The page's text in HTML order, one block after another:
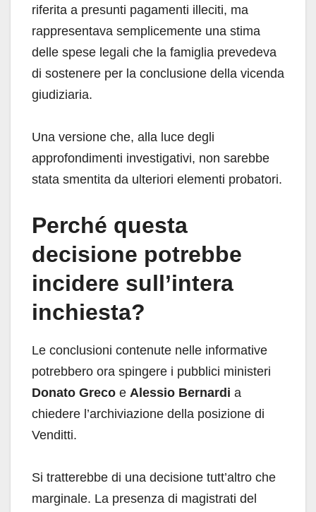
riferita a presunti pagamenti illeciti, ma
rappresentava semplicemente una stima
delle spese legali che la famiglia prevedeva
di sostenere per la conclusione della vicenda
giudiziaria.
Una versione che, alla luce degli
approfondimenti investigativi, non sarebbe
stata smentita da ulteriori elementi probatori.
Perché questa
decisione potrebbe
incidere sull’intera
inchiesta?
Le conclusioni contenute nelle informative
potrebbero ora spingere i pubblici ministeri
Donato Greco e Alessio Bernardi a
chiedere l’archiviazione della posizione di
Venditti.
Si tratterebbe di una decisione tutt’altro che
marginale. La presenza di magistrati del